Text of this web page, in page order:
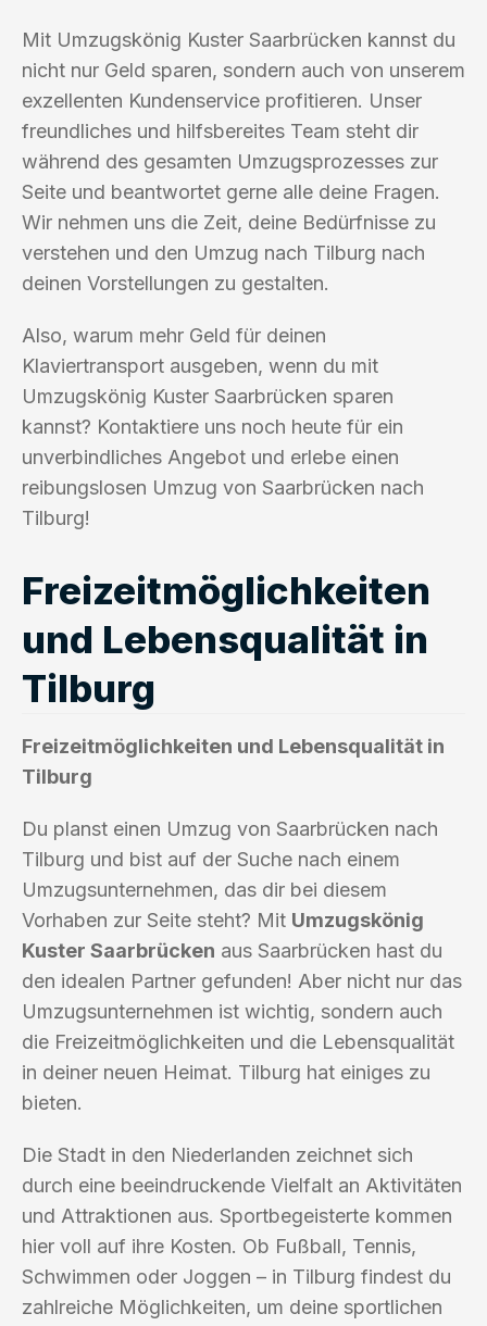
Mit Umzugskönig Kuster Saarbrücken kannst du
nicht nur Geld sparen, sondern auch von unserem
exzellenten Kundenservice profitieren. Unser
freundliches und hilfsbereites Team steht dir
während des gesamten Umzugsprozesses zur
Seite und beantwortet gerne alle deine Fragen.
Wir nehmen uns die Zeit, deine Bedürfnisse zu
verstehen und den Umzug nach Tilburg nach
deinen Vorstellungen zu gestalten.
Also, warum mehr Geld für deinen
Klaviertransport ausgeben, wenn du mit
Umzugskönig Kuster Saarbrücken sparen
kannst? Kontaktiere uns noch heute für ein
unverbindliches Angebot und erlebe einen
reibungslosen Umzug von Saarbrücken nach
Tilburg!
Freizeitmöglichkeiten
und Lebensqualität in
Tilburg
Freizeitmöglichkeiten und Lebensqualität in
Tilburg
Du planst einen Umzug von Saarbrücken nach
Tilburg und bist auf der Suche nach einem
Umzugsunternehmen, das dir bei diesem
Vorhaben zur Seite steht? Mit Umzugskönig
Kuster Saarbrücken aus Saarbrücken hast du
den idealen Partner gefunden! Aber nicht nur das
Umzugsunternehmen ist wichtig, sondern auch
die Freizeitmöglichkeiten und die Lebensqualität
in deiner neuen Heimat. Tilburg hat einiges zu
bieten.
Die Stadt in den Niederlanden zeichnet sich
durch eine beeindruckende Vielfalt an Aktivitäten
und Attraktionen aus. Sportbegeisterte kommen
hier voll auf ihre Kosten. Ob Fußball, Tennis,
Schwimmen oder Joggen – in Tilburg findest du
zahlreiche Möglichkeiten, um deine sportlichen